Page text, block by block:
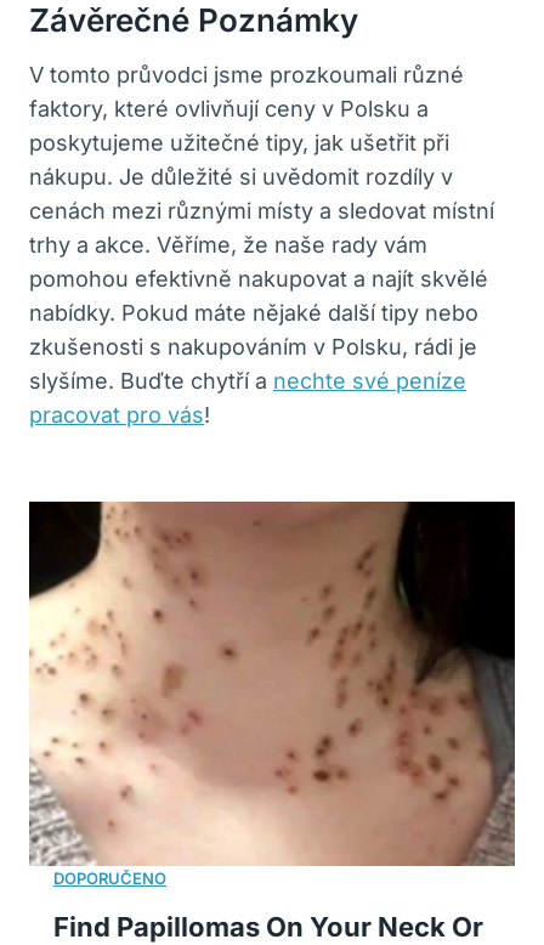
Závěrečné Poznámky
V tomto průvodci jsme prozkoumali různé
faktory, které ovlivňují ceny v Polsku a
poskytujeme užitečné tipy, jak ušetřit při
nákupu. Je důležité si uvědomit rozdíly v
cenách mezi různými místy a sledovat místní
trhy a akce. Věříme, že naše rady vám
pomohou efektivně nakupovat a najít skvělé
nabídky. Pokud máte nějaké další tipy nebo
zkušenosti s nakupováním v Polsku, rádi je
slyšíme. Buďte chytří a nechte své peníze
pracovat pro vás!
Find Papillomas On Your Neck Or